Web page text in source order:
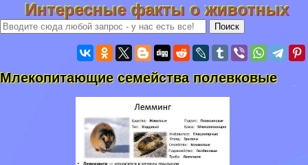
Интересные факты о животных
Млекопитающие семейства полевковые